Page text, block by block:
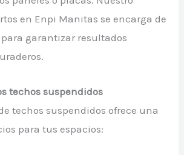
en Enpi Manitas se encarga de
para garantizar resultados
techos suspendidos
techos suspendidos ofrece una
para tus espacios: